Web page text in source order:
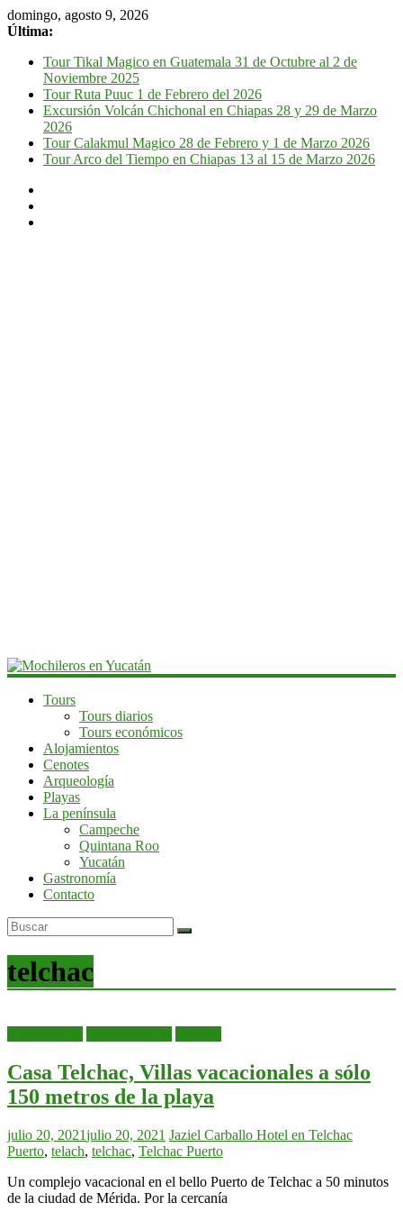
domingo, agosto 9, 2026
Última:
Tour Tikal Magico en Guatemala 31 de Octubre al 2 de
Noviembre 2025
Tour Ruta Puuc 1 de Febrero del 2026
Excursión Volcán Chichonal en Chiapas 28 y 29 de Marzo
2026
Tour Calakmul Magico 28 de Febrero y 1 de Marzo 2026
Tour Arco del Tiempo en Chiapas 13 al 15 de Marzo 2026
Mochileros
Yucatán
Yucatán
Tours
Tours diarios
Tours económicos
Alojamientos
Cenotes
Arqueología
Playas
La península
Campeche
Quintana Roo
Yucatán
Gastronomía
Contacto
telchac
Casa Telchac, Villas vacacionales a sólo
150 metros de la playa
julio 20, 2021julio 20, 2021 Jaziel Carballo Hotel en Telchac
Puerto, telach, telchac, Telchac Puerto
Un complejo vacacional en el bello Puerto de Telchac a 50 minutos
de la ciudad de Mérida. Por la cercanía